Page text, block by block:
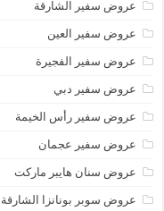
عروض سفير الشارقة
عروض سفير العين
عروض سفير الفجيرة
عروض سفير دبي
عروض سفير رأس الخيمة
عروض سفير عجمان
عروض سنان هايبر ماركت
عروض سوبر بونانزا الشارقة